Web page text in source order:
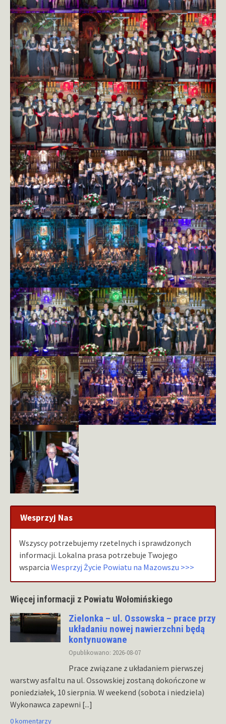
Wesprzyj Nas
Wszyscy potrzebujemy rzetelnych i sprawdzonych
informacji. Lokalna prasa potrzebuje Twojego
wsparcia Wesprzyj Życie Powiatu na Mazowszu >>>
Więcej informacji z Powiatu Wołomińskiego
Zielonka – ul. Ossowska – prace przy
układaniu nowej nawierzchni będą
kontynuowane
Opublikowano: 2026-08-07
Prace związane z układaniem pierwszej
warstwy asfaltu na ul. Ossowskiej zostaną dokończone w
poniedziałek, 10 sierpnia. W weekend (sobota i niedziela)
Wykonawca zapewni [...]
0 komentarzy